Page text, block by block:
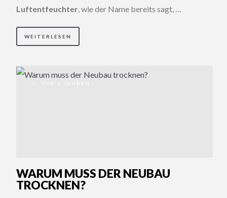
Luftentfeuchter, wie der Name bereits sagt, …
WEITERLESEN
VOR 3 JAHREN
WARUM MUSS DER NEUBAU
TROCKNEN?